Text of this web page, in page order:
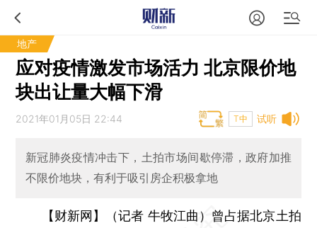
地产
应对疫情激发市场活力 北京限价地
块出让量大幅下滑
试听
2021年01月05日 22:44 T中
新冠肺炎疫情冲击下，土拍市场间歇停滞，政府加推
不限价地块，有利于吸引房企积极拿地
【财新网】（记者 牛牧江曲） 曾占据北京土拍